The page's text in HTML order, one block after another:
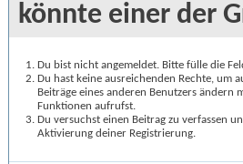
könnte einer der
Du bist nicht angemeldet. Bitte fülle die
Du hast keine ausreichenden Rechte, um
Beiträge eines anderen Benutzers
Funktionen aufrufst.
Du versuchst einen Beitrag zu verfassen
Aktivierung deiner Registrierung.